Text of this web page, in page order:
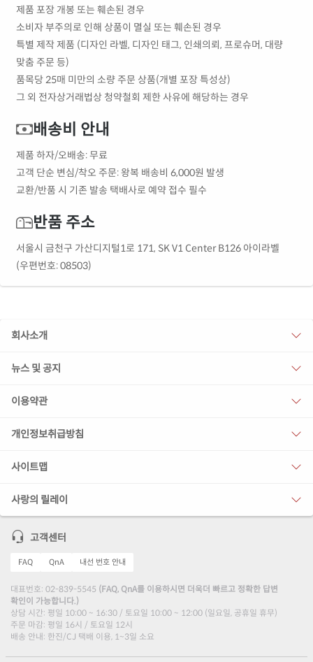
제품 포장 개봉 또는 훼손된 경우
소비자 부주의로 인해 상품이 멸실 또는 훼손된 경우
특별 제작 제품 (디자인 라벨, 디자인 태그, 인쇄의뢰, 프로슈머, 대량
맞춤 주문 등)
품목당 25매 미만의 소량 주문 상품(개별 포장 특성상)
그 외 전자상거래법상 청약철회 제한 사유에 해당하는 경우
배송비 안내
제품 하자/오배송: 무료
고객 단순 변심/착오 주문: 왕복 배송비 6,000원 발생
교환/반품 시 기존 발송 택배사로 예약 접수 필수
반품 주소
서울시 금천구 가산디지털1로 171, SK V1 Center B126 아이라벨
(우편번호: 08503)
회사소개
뉴스 및 공지
이용약관
개인정보취급방침
사이트맵
사랑의 릴레이
고객센터
FAQ QnA 내선 번호 안내
대표번호: 02-839-5545 (FAQ, QnA를 이용하시면 더욱더 빠르고 정확한 답변
확인이 가능합니다.)
상담 시간: 평일 10:00 ~ 16:30 / 토요일 10:00 ~ 12:00 (일요일, 공휴일 휴무)
주문 마감: 평일 16시 / 토요일 12시
배송 안내: 한진/CJ 택배 이용, 1~3일 소요